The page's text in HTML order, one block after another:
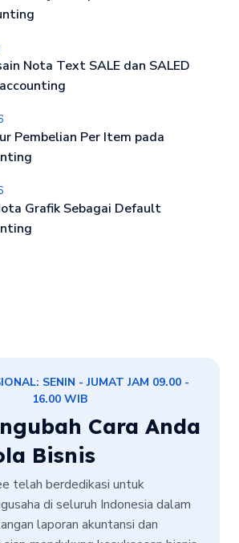
Nota Text SALE dan SALED
Pembelian Per Item pada
Grafik Sebagai Default
SENIN - JUMAT JAM 09.00 -
16.00 WIB
Cara Anda
Bisnis
telah berdedikasi untuk
di seluruh Indonesia dalam
laporan akuntansi dan